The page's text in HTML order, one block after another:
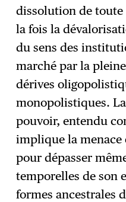
dissolution de toute
la fois la
du sens des
marché par la
dérives
monopolistiques.
pouvoir, entendu
implique la menace
pour dépasser
temporelles de son
formes ancestrales